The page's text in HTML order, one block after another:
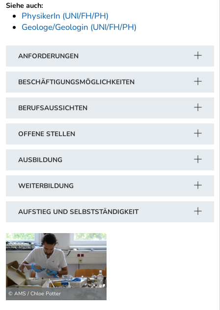
Siehe auch:
PhysikerIn (UNI/FH/PH)
Geologe/Geologin (UNI/FH/PH)
ANFORDERUNGEN
BESCHÄFTIGUNGSMÖGLICHKEITEN
BERUFSAUSSICHTEN
OFFENE STELLEN
AUSBILDUNG
WEITERBILDUNG
AUFSTIEG UND SELBSTSTÄNDIGKEIT
© AMS / Chloe Potter